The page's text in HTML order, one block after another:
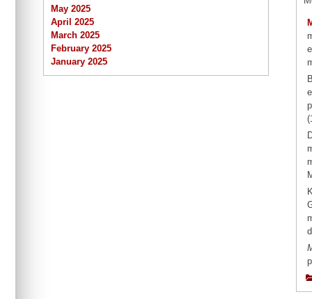
May 2025
April 2025
March 2025
February 2025
January 2025